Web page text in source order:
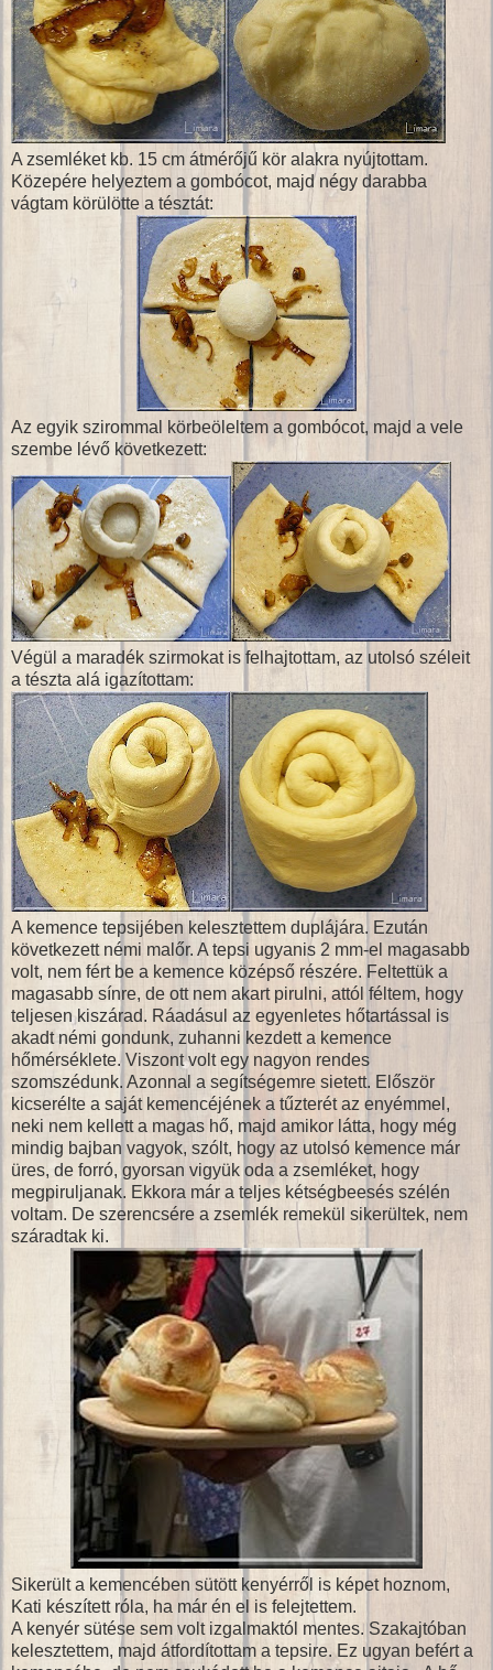
A zsemléket kb. 15 cm átmérőjű kör alakra nyújtottam.
Közepére helyeztem a gombócot, majd négy darabba
vágtam körülötte a tésztát:
Az egyik szirommal körbeöleltem a gombócot, majd a vele
szembe lévő következett:
Végül a maradék szirmokat is felhajtottam, az utolsó széleit
a tészta alá igazítottam:
A kemence tepsijében kelesztettem duplájára. Ezután
következett némi malőr. A tepsi ugyanis 2 mm-el magasabb
volt, nem fért be a kemence középső részére. Feltettük a
magasabb sínre, de ott nem akart pirulni, attól féltem, hogy
teljesen kiszárad. Ráadásul az egyenletes hőtartással is
akadt némi gondunk, zuhanni kezdett a kemence
hőmérséklete. Viszont volt egy nagyon rendes
szomszédunk. Azonnal a segítségemre sietett. Először
kicserélte a saját kemencéjének a tűzterét az enyémmel,
neki nem kellett a magas hő, majd amikor látta, hogy még
mindig bajban vagyok, szólt, hogy az utolsó kemence már
üres, de forró, gyorsan vigyük oda a zsemléket, hogy
megpiruljanak. Ekkora már a teljes kétségbeesés szélén
voltam. De szerencsére a zsemlék remekül sikerültek, nem
száradtak ki.
Sikerült a kemencében sütött kenyérről is képet hoznom,
Kati készített róla, ha már én el is felejtettem.
A kenyér sütése sem volt izgalmaktól mentes. Szakajtóban
kelesztettem, majd átfordítottam a tepsire. Ez ugyan befért a